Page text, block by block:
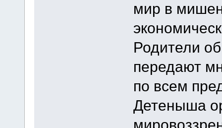
мир в
Родители
передают
по всем
Детеныша